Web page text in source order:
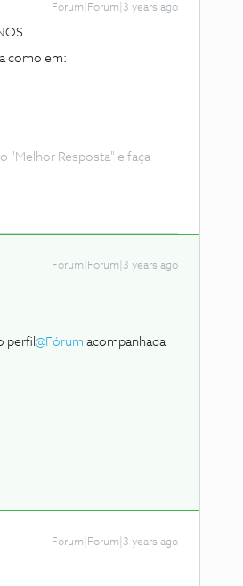
Forum|Forum|3 years ago
como em:
"Melhor Resposta" e faça
Forum|Forum|3 years ago
perfil @Fórum acompanhada
Forum|Forum|3 years ago